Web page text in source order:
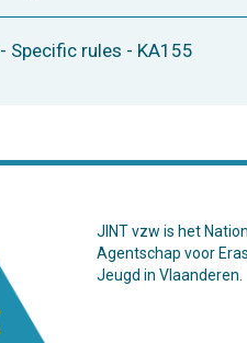
Specific rules - KA155
JINT vzw is het
Agentschap voor
Jeugd in Vlaanderen.